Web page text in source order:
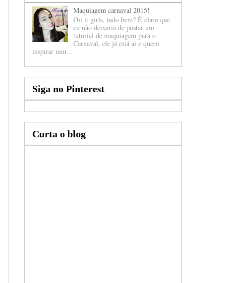
Maquiagem carnaval 2015!
Oii it girls, tudo bem? É claro que
eu não deixaria de postar um
tutorial de maquiagem para o
Carnaval, ele já está aí e quero
inspirar min...
Siga no Pinterest
Curta o blog